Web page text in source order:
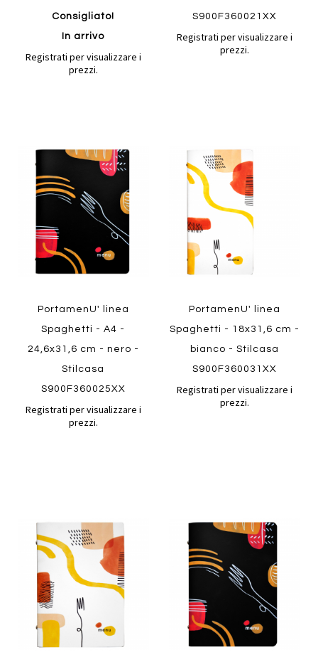
Consigliato!
In arrivo
Registrati per visualizzare i
prezzi.
Quickview
S900F360021XX
Registrati per visualizzare i
prezzi.
Quickview
Aggiungi
preferiti
PortamenU' linea
Spaghetti - A4 -
24,6x31,6 cm - nero -
Stilcasa
S900F360025XX
Registrati per visualizzare i
prezzi.
Quickview
Aggiungi
preferiti
PortamenU' linea
Spaghetti - 18x31,6 cm -
bianco - Stilcasa
S900F360031XX
Registrati per visualizzare i
prezzi.
Aggiungi
preferiti